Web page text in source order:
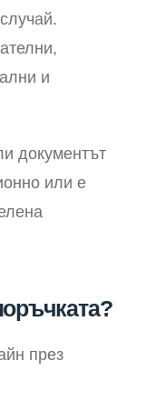
и
документът
или е
през